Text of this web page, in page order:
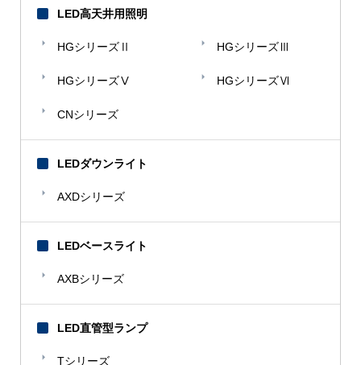
LED高天井用照明
HGシリーズⅡ HGシリーズⅢ
HGシリーズⅤ HGシリーズⅥ
CNシリーズ
LEDダウンライト
AXDシリーズ
LEDベースライト
AXBシリーズ
LED直管型ランプ
Tシリーズ